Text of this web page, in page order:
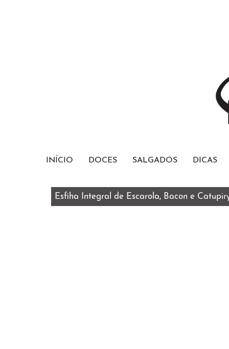
INÍCIO DOCES SALGADOS DICAS
Esfiha Integral de Escarola, Bacon e